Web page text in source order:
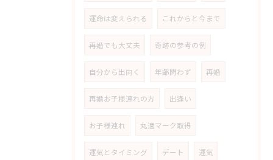
運命は変えられる これからと今まで
再婚でも大丈夫 奇跡の参考の例
自分から出向く 年齢問わず 再婚
再婚お子様連れの方 出逢い
お子様連れ 丸適マーク取得
運気とタイミング デート 運気